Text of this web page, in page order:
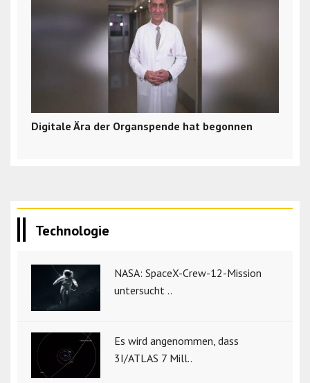
Digitale Ära der Organspende hat begonnen
Technologie
NASA: SpaceX-Crew-12-Mission
untersucht ..
Es wird angenommen, dass
3I/ATLAS 7 Mill..